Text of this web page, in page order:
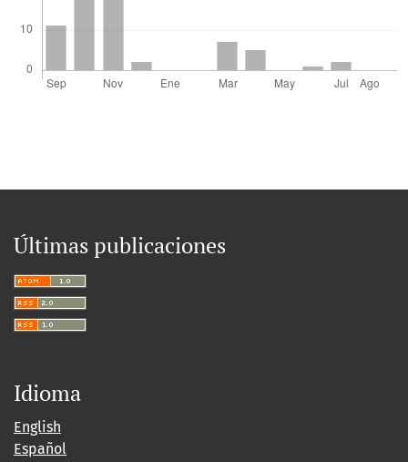
Últimas publicaciones
Idioma
English
Español